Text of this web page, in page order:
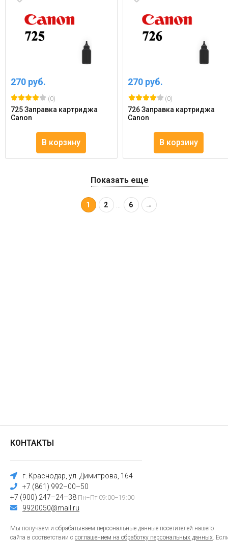
270 руб.
(0)
725 Заправка картриджа
Canon
В корзину
270 руб.
(0)
726 Заправка картриджа
Canon
В корзину
Показать еще
1 2 6 →
КОНТАКТЫ
г. Краснодар, ул. Димитрова, 164
+7 (861) 992–00–50
+7 (900) 247–24–38 Пн–Пт 09:00–19:00
9920050@mail.ru
Мы получаем и обрабатываем персональные данные посетителей нашего
сайта в соответствии с соглашением на обработку персональных данных.